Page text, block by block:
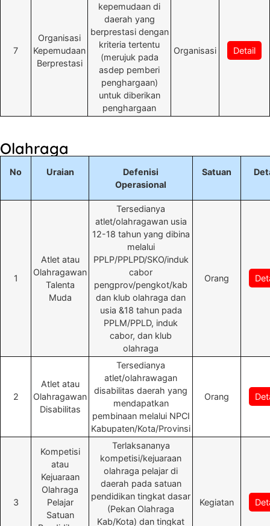
7
Organisasi
Kepemudaan
Berprestasi
kepemudaan di
daerah yang
berprestasi dengan
kriteria tertentu
(merujuk pada
asdep pemberi
penghargaan)
untuk diberikan
penghargaan
Organisasi Detail
Olahraga
No Uraian
Defenisi
Operasional
Satuan
1
Atlet atau
Olahragawan
Talenta
Muda
Tersedianya
atlet/olahragawan usia
12-18 tahun yang dibina
melalui
PPLP/PPLPD/SKO/induk
cabor
pengprov/pengkot/kab
dan klub olahraga dan
usia &18 tahun pada
PPLM/PPLD, induk
cabor, dan klub
olahraga
Orang
2
Atlet atau
Olahragawan
Disabilitas
Tersedianya
atlet/olahrawagan
disabilitas daerah yang
mendapatkan
pembinaan melalui NPCI
Kabupaten/Kota/Provinsi
Orang
3
Kompetisi
atau
Kejuaraan
Olahraga
Pelajar
Satuan
Terlaksananya
kompetisi/kejuaraan
olahraga pelajar di
daerah pada satuan
pendidikan tingkat dasar
(Pekan Olahraga
Kab/Kota) dan tingkat
Kegiatan